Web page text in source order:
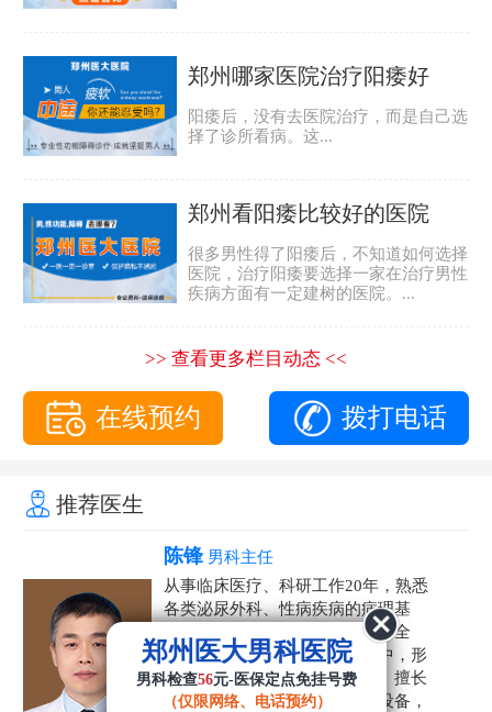
郑州哪家医院治疗阳痿好
阳痿后，没有去医院治疗，而是自己选
择了诊所看病。这...
郑州看阳痿比较好的医院
很多男性得了阳痿后，不知道如何选择
医院，治疗阳痿要选择一家在治疗男性
疾病方面有一定建树的医院。...
>> 查看更多栏目动态 <<
在线预约 拨打电话
推荐医生
陈锋 男科主任
从事临床医疗、科研工作20年，熟悉
各类泌尿外科、性病疾病的病理基
础，诊断治疗和临床操作，技术全
面。在男科疾病的诊断和诊疗中，形
成了一套独具特色的诊疗方案。擅长
运用国内外先进的医学技术和设备，
郑州医大男科医院
男科检查56元-医保定点免挂号费
（仅限网络、电话预约）